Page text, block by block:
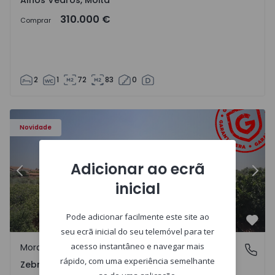
Comprar 310.000 €
2 1 72 83 0
Novidade
- 1566201 - 43
Moradia em Banda T4 Idanha-a-Nova, Zebreira e Segura
Anterior
Zebreira e Segura, Castelo Branco
Moradia em Banda
Zebreira e Segura, Castelo Branco
Adicionar ao ecrã
inicial
Pode adicionar facilmente este site ao
seu ecrã inicial do seu telemóvel para ter
acesso instantâneo e navegar mais
rápido, com uma experiência semelhante